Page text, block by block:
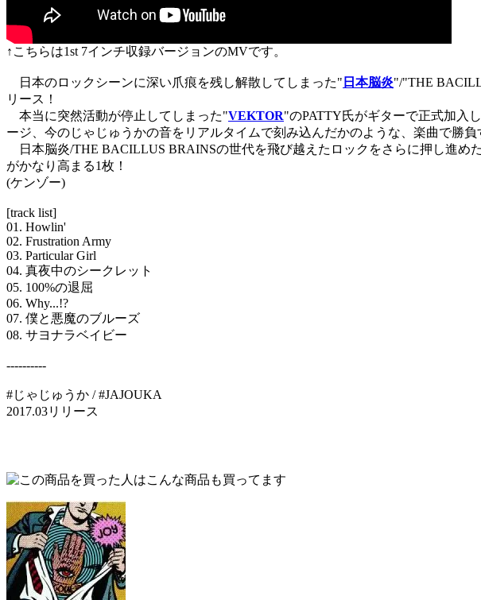
↑こちらは1st 7インチ収録バージョンのMVです。
日本のロックシーンに深い爪痕を残し解散してしまった" 日本脳炎"/"THE
リース！
本当に突然活動が停止してしまった"VEKTOR"のPATTY氏がギターで正式加入
ージ、今のじゃじゅうかの音をリアルタイムで刻み込んだかのような、楽曲で勝負
日本脳炎/THE BACILLUS BRAINSの世代を飛び越えたロックをさらに押し進め
がかなり高まる1枚！
(ケンゾー)
[track list]
01. Howlin'
02. Frustration Army
03. Particular Girl
04. 真夜中のシークレット
05. 100%の退屈
06. Why...!?
07. 僕と悪魔のブルーズ
08. サヨナラベイビー
----------
#じゃじゅうか / #JAJOUKA
2017.03リリース